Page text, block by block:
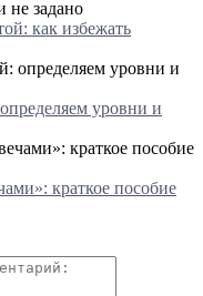
как избежать
уровни и
краткое пособие